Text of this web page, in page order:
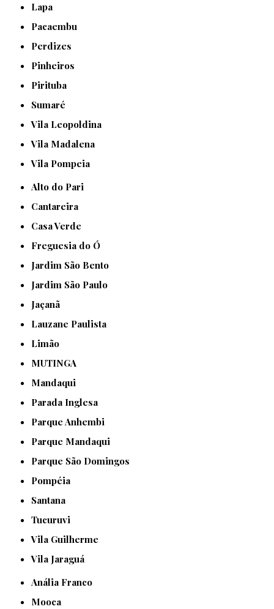
Lapa
Pacaembu
Perdizes
Pinheiros
Pirituba
Sumaré
Vila Leopoldina
Vila Madalena
Vila Pompeia
Alto do Pari
Cantareira
Casa Verde
Freguesia do Ó
Jardim São Bento
Jardim São Paulo
Jaçanã
Lauzane Paulista
Limão
MUTINGA
Mandaqui
Parada Inglesa
Parque Anhembi
Parque Mandaqui
Parque São Domingos
Pompéia
Santana
Tucuruvi
Vila Guilherme
Vila Jaraguá
Anália Franco
Mooca